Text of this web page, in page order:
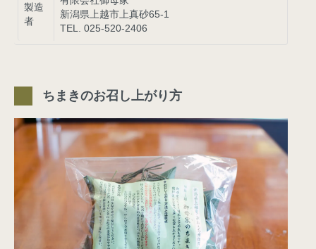
製造
者
新潟県上越市上真砂65-1
TEL. 025-520-2406
ちまきのお召し上がり方